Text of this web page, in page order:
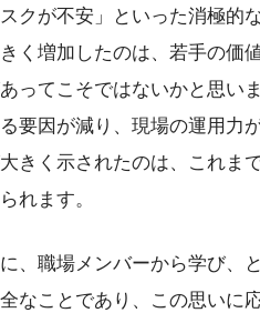
クが不安」といった消極的
く増加したのは、若手の価
ってこそではないかと思い
要因が減り、現場の運用力
きく示されたのは、これま
れます。
職場メンバーから学び、
なことであり、この思いに